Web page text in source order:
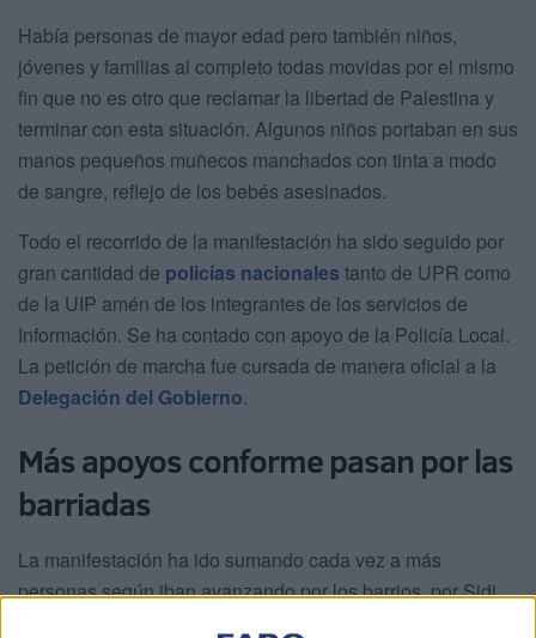
Había personas de mayor edad pero también niños,
jóvenes y familias al completo todas movidas por el mismo
fin que no es otro que reclamar la libertad de Palestina y
terminar con esta situación. Algunos niños portaban en sus
manos pequeños muñecos manchados con tinta a modo
de sangre, reflejo de los bebés asesinados.
Todo el recorrido de la manifestación ha sido seguido por
gran cantidad de policías nacionales tanto de UPR como
de la UIP amén de los integrantes de los servicios de
Información. Se ha contado con apoyo de la Policía Local.
La petición de marcha fue cursada de manera oficial a la
Delegación del Gobierno.
Más apoyos conforme pasan por las
barriadas
La manifestación ha ido sumando cada vez a más
personas según iban avanzando por los barrios, por Sidi